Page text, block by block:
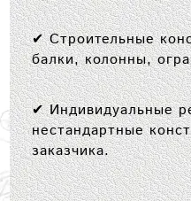
✔Строительные
балки, колонны,
✔Индивидуальные
нестандартные
заказчика.